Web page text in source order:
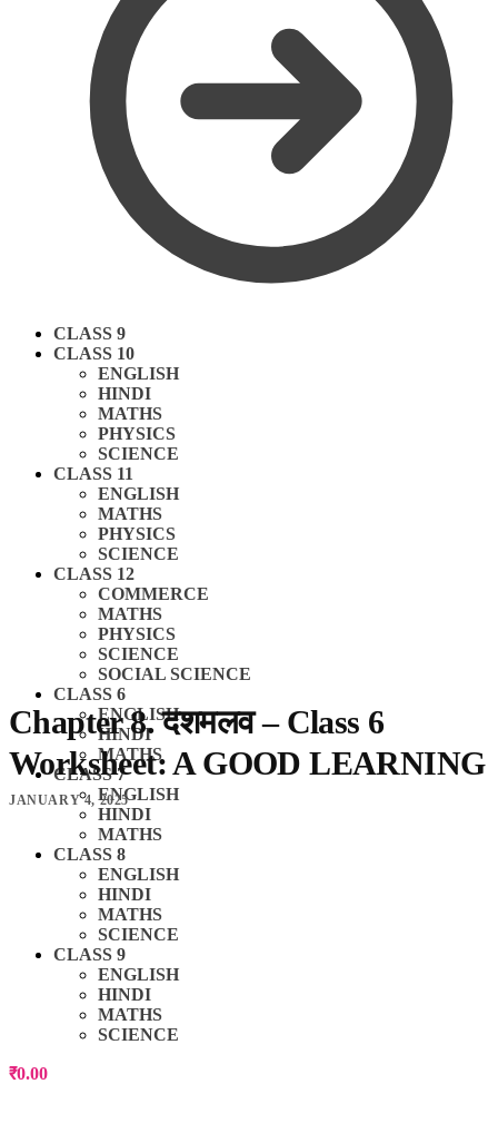
CLASS 9
CLASS 10
ENGLISH
HINDI
MATHS
PHYSICS
SCIENCE
CLASS 11
ENGLISH
MATHS
PHYSICS
SCIENCE
CLASS 12
COMMERCE
MATHS
PHYSICS
SCIENCE
SOCIAL SCIENCE
CLASS 6
ENGLISH
HINDI
MATHS
CLASS 7
ENGLISH
HINDI
MATHS
CLASS 8
ENGLISH
HINDI
MATHS
SCIENCE
CLASS 9
ENGLISH
HINDI
MATHS
SCIENCE
₹0.00
Chapter 8. दशमलव – Class 6
Worksheet: A GOOD LEARNING
JANUARY 4, 2025